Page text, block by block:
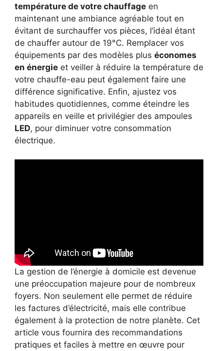
température de votre chauffage en
maintenant une ambiance agréable tout en
évitant de surchauffer vos pièces, l’idéal étant
de chauffer autour de 19°C. Remplacer vos
équipements par des modèles plus économes
en énergie et veiller à réduire la température de
votre chauffe-eau peut également faire une
différence significative. Enfin, ajustez vos
habitudes quotidiennes, comme éteindre les
appareils en veille et privilégier des ampoules
LED, pour diminuer votre consommation
électrique.
La gestion de l’énergie à domicile est devenue
une préoccupation majeure pour de nombreux
foyers. Non seulement elle permet de réduire
les factures d’électricité, mais elle contribue
également à la protection de notre planète. Cet
article vous fournira des recommandations
pratiques et faciles à mettre en œuvre pour